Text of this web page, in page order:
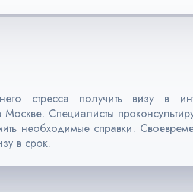
стресса получить визу в
Специалисты
необходимые справки.
в срок.